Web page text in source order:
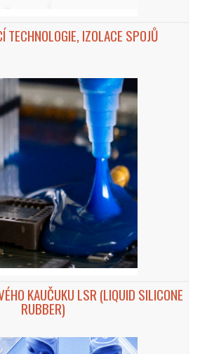
TECHNOLOGIE, IZOLACE SPOJŮ
KAUČUKU LSR (LIQUID SILICONE
RUBBER)